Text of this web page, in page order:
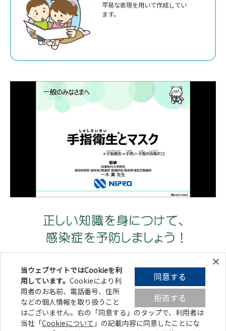
同意する
拒否する
当ウェブサイトではCookieを利
用しています。 Cookieにより利
用者のお名前、電話番号、住所
などの個人情報を取り扱うこと
はございません。右の「同意する」のタップで、利用者は
当社「Cookieについて 」の記載内容に同意したことにな
平易な表現を用いて作成してい
ます。
みんなの健康ひろば
このホームページについて